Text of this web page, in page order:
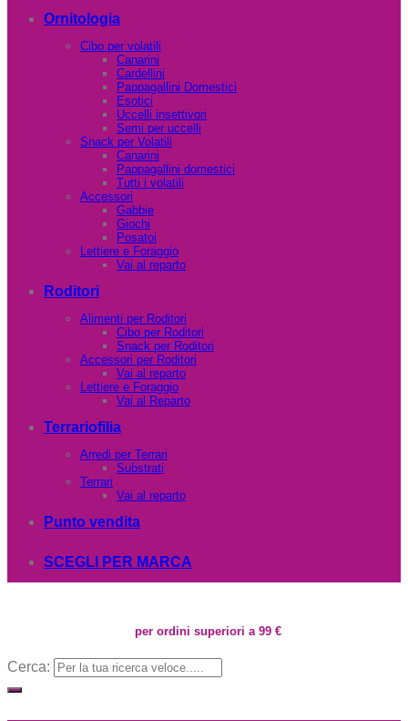
Ornitologia
Cibo per volatili
Canarini
Cardellini
Pappagallini Domestici
Esotici
Uccelli insettivori
Semi per uccelli
Snack per Volatili
Canarini
Pappagallini domestici
Tutti i volatili
Accessori
Gabbie
Giochi
Posatoi
Lettiere e Foraggio
Vai al reparto
Roditori
Alimenti per Roditori
Cibo per Roditori
Snack per Roditori
Accessori per Roditori
Vai al reparto
Lettiere e Foraggio
Vai al Reparto
Terrariofilia
Arredi per Terrari
Substrati
Terrari
Vai al reparto
Punto vendita
SCEGLI PER MARCA
per ordini superiori a 99 €
Cerca: